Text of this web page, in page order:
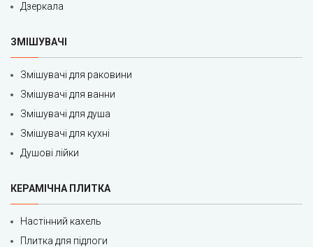
Дзеркала
ЗМІШУВАЧІ
Змішувачі для раковини
Змішувачі для ванни
Змішувачі для душа
Змішувачі для кухні
Душові лійки
КЕРАМІЧНА ПЛИТКА
Настінний кахель
Плитка для підлоги